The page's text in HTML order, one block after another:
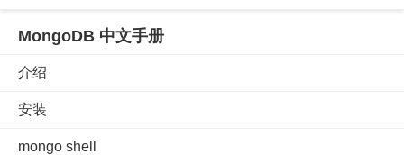
MongoDB 中文手册
介绍
安装
mongo shell